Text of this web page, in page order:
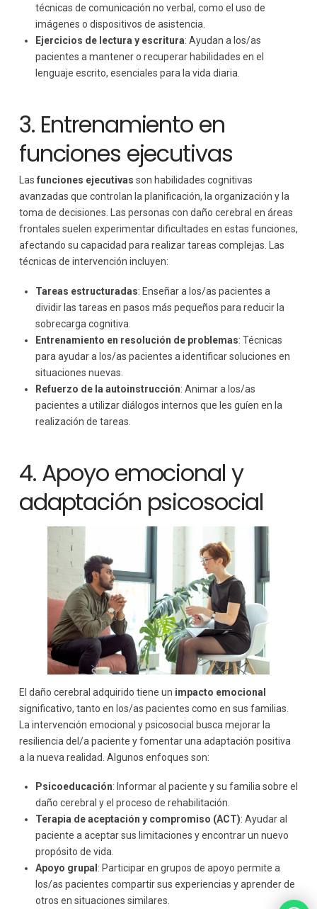
técnicas de comunicación no verbal, como el uso de
imágenes o dispositivos de asistencia.
Ejercicios de lectura y escritura: Ayudan a los/as
pacientes a mantener o recuperar habilidades en el
lenguaje escrito, esenciales para la vida diaria.
3. Entrenamiento en
funciones ejecutivas
Las funciones ejecutivas son habilidades cognitivas
avanzadas que controlan la planificación, la organización y la
toma de decisiones. Las personas con daño cerebral en áreas
frontales suelen experimentar dificultades en estas funciones,
afectando su capacidad para realizar tareas complejas. Las
técnicas de intervención incluyen:
Tareas estructuradas: Enseñar a los/as pacientes a
dividir las tareas en pasos más pequeños para reducir la
sobrecarga cognitiva.
Entrenamiento en resolución de problemas: Técnicas
para ayudar a los/as pacientes a identificar soluciones en
situaciones nuevas.
Refuerzo de la autoinstrucción: Animar a los/as
pacientes a utilizar diálogos internos que les guíen en la
realización de tareas.
4. Apoyo emocional y
adaptación psicosocial
El daño cerebral adquirido tiene un impacto emocional
significativo, tanto en los/as pacientes como en sus familias.
La intervención emocional y psicosocial busca mejorar la
resiliencia del/a paciente y fomentar una adaptación positiva
a la nueva realidad. Algunos enfoques son:
Psicoeducación: Informar al paciente y su familia sobre el
daño cerebral y el proceso de rehabilitación.
Terapia de aceptación y compromiso (ACT): Ayudar al
paciente a aceptar sus limitaciones y encontrar un nuevo
propósito de vida.
Apoyo grupal : Participar en grupos de apoyo permite a
los/as pacientes compartir sus experiencias y aprender de
otros en situaciones similares.